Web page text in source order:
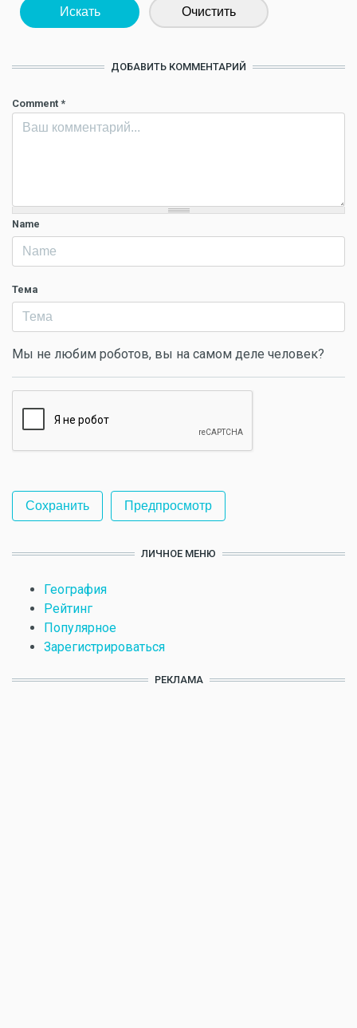
Искать Очистить
ДОБАВИТЬ КОММЕНТАРИЙ
Comment *
Name
Тема
Мы не любим роботов, вы на самом деле человек?
ЛИЧНОЕ МЕНЮ
География
Рейтинг
Популярное
Зарегистрироваться
РЕКЛАМА